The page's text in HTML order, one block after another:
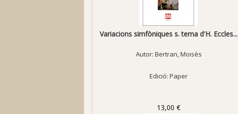
Variacions simfòniques s. tema d'H. Eccles...
Autor: Bertran, Moisès
Edició: Paper
13,00 €